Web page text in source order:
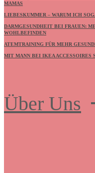
MAMAS
LIEBESKUMMER – WARUM ICH
DARMGESUNDHEIT BEI FRAUEN:
WOHLBEFINDEN
ATEMTRAINING FÜR MEHR
MIT MANN BEI IKEA ACCESSOIRES
Über Uns